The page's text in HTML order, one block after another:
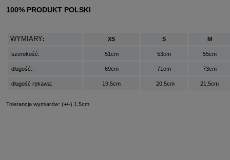
100% PRODUKT POLSKI
WYMIARY: XS S M
szerokość: 51cm 53cm 55cm
długość:: 69cm 71cm 73cm
długość rękawa: 19,5cm 20,5cm 21,5cm
Tolerancja wymiarów: (+/-) 1,5cm.